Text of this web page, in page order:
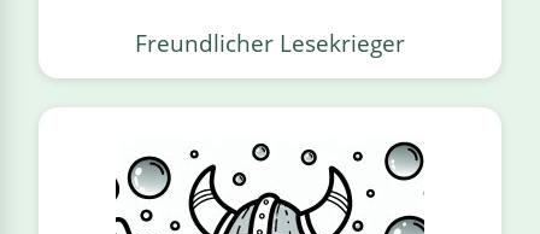
Freundlicher Lesekrieger